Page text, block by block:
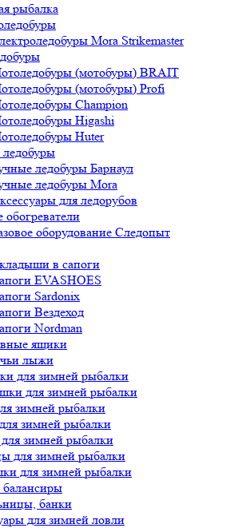
рыбалка
Mora Strikemaster
(мотобуры) BRAIT
(мотобуры) Profi
Champion
Higashi
Huter
ледобуры Барнаул
ледобуры Mora
для ледорубов
обогреватели
оборудование Следопыт
в сапоги
EVASHOES
Sardonix
Вездеход
Nordman
ящики
лыжи
для зимней рыбалки
для зимней рыбалки
зимней рыбалки
зимней рыбалки
зимней рыбалки
для зимней рыбалки
для зимней рыбалки
банки
для зимней ловли